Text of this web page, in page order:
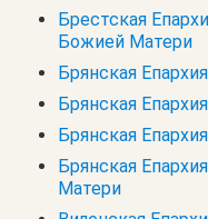
Брестская
Божией Матери
Брянская
Брянская
Брянская
Брянская
Матери